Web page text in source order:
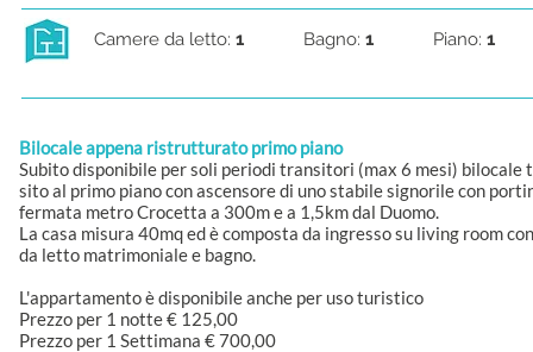
Camere da letto: 1 Bagno: 1 Piano: 1
Bilocale appena ristrutturato primo piano
Subito disponibile per soli periodi transitori (max 6 mesi)
sito al primo piano con ascensore di uno stabile signorile con
fermata metro Crocetta a 300m e a 1,5km dal Duomo.
La casa misura 40mq ed è composta da ingresso su living room
da letto matrimoniale e bagno.
L'appartamento è disponibile anche per uso turistico
Prezzo per 1 notte € 125,00
Prezzo per 1 Settimana € 700,00